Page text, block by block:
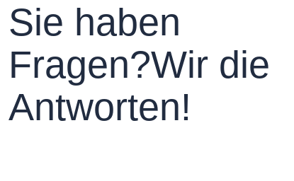
Sie haben
Fragen?Wir die
Antworten!